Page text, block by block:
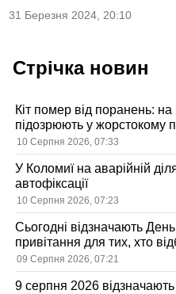
31 Березня 2024, 20:10
Стрічка новин
Кіт помер від поранень:
підозрюють у жорстокому
10 Серпня 2026, 07:33
У Коломиї на аварійній
автофіксації
10 Серпня 2026, 07:23
Сьогодні відзначають
привітання для тих, хто
09 Серпня 2026, 07:21
9 серпня 2026